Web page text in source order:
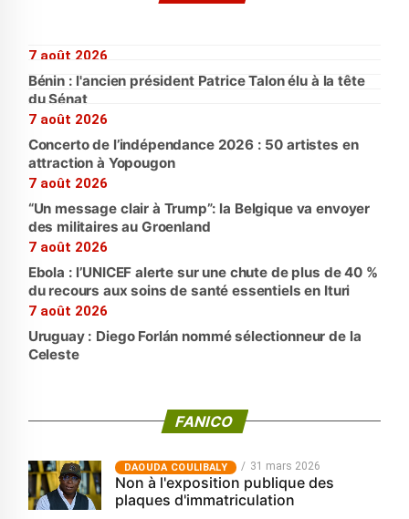
7 août 2026
Bénin : l'ancien président Patrice Talon élu à la tête
du Sénat
7 août 2026
Concerto de l’indépendance 2026 : 50 artistes en
attraction à Yopougon
7 août 2026
“Un message clair à Trump”: la Belgique va envoyer
des militaires au Groenland
7 août 2026
Ebola : l’UNICEF alerte sur une chute de plus de 40 %
du recours aux soins de santé essentiels en Ituri
7 août 2026
Uruguay : Diego Forlán nommé sélectionneur de la
Celeste
FANICO
‎DAOUDA COULIBALY 31 mars 2026
Non à l'exposition publique des
plaques d'immatriculation